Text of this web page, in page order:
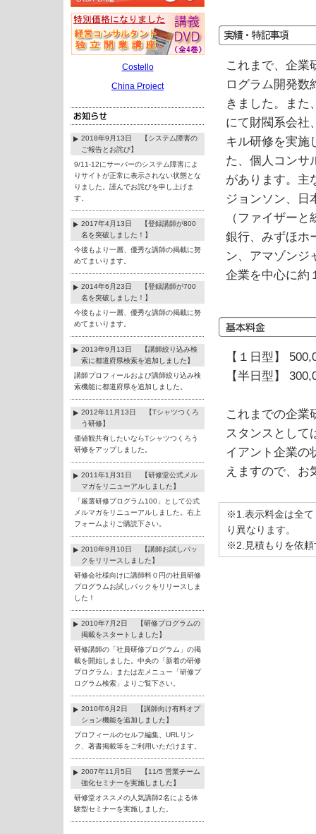
Costello
China Project
2018年9月13日 【システム障害の
ご報告とお詫び】
9/11-12にサーバーのシステム障害によ
りサイトが正常に表示されない状態とな
りました。謹んでお詫びを申し上げま
す。
2017年4月13日 【登録講師が800
名を突破しました！】
今後もより一層、優秀な講師の掲載に努
めてまいります。
2014年6月23日 【登録講師が700
名を突破しました！】
今後もより一層、優秀な講師の掲載に努
めてまいります。
2013年9月13日 【講師絞り込み検
索に都道府県検索を追加しました】
講師プロフィールおよび講師絞り込み検
索機能に都道府県を追加しました。
2012年11月13日 【Tシャツつくろ
う研修】
価値観共有したいならTシャツつくろう
研修をアップしました。
2011年1月31日 【研修堂公式メル
マガをリニューアルしました】
「厳選研修プログラム100」として公式
メルマガをリニューアルしました。右上
フォームよりご購読下さい。
2010年9月10日 【講師お試しパッ
クをリリースしました】
研修会社様向けに講師料０円の社員研修
プログラムお試しパックをリリースしま
した！
2010年7月2日 【研修プログラムの
掲載をスタートしました】
研修講師の「社員研修プログラム」の掲
載を開始しました。中央の「新着の研修
プログラム」または左メニュー「研修プ
ログラム検索」よりご覧下さい。
2010年6月2日 【講師向け有料オプ
ション機能を追加しました】
プロフィールのセルフ編集、URLリン
ク、著書掲載等をご利用いただけます。
2007年11月5日 【11/5 営業チーム
強化セミナーを実施しました】
研修堂オススメの人気講師2名による体
験型セミナーを実施しました。
これまで、企業
ログラム開発数
きました。また
にて財閥系会社
キル研修を実施
た、個人コンサ
があります。主
ジョンソン、日
（ファイザー
銀行、みずほホ
ン、アマゾンジ
企業を中心に約
【１日型】
【半日型】
これまでの企業
スタンスとして
イアント企業の
えますので、お
※1.表示料金は全て
り異なります。
※2.見積もりを依頼